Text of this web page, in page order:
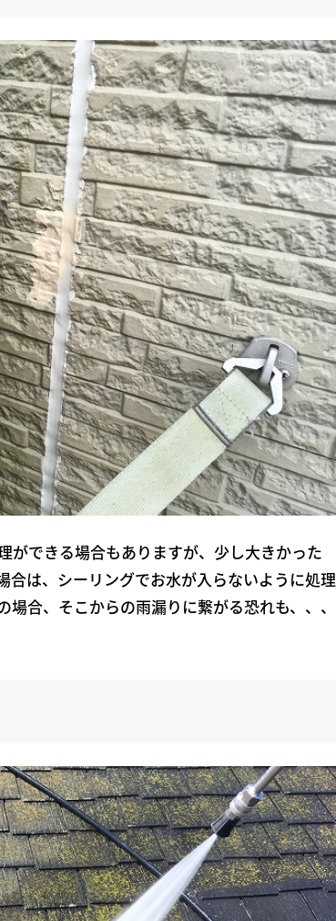
ができる場合もありますが、少し大きかった
合は、シーリングでお水が入らないように処理
合、そこからの雨漏りに繋がる恐れも、、、